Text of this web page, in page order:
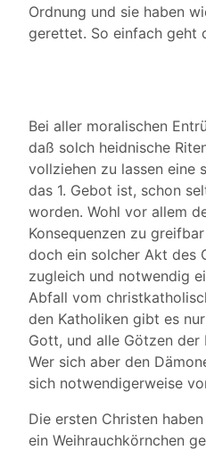
Ordnung und sie haben
gerettet. So einfach geht
Bei aller moralischen
daß solch heidnische
vollziehen zu lassen eine
das 1. Gebot ist, schon
worden. Wohl vor allem
Konsequenzen zu
doch ein solcher Akt des
zugleich und notwendig
Abfall vom
den Katholiken gibt es
Gott, und alle Götzen der
Wer sich aber den
sich notwendigerweise
Die ersten Christen
ein Weihrauchkörnchen